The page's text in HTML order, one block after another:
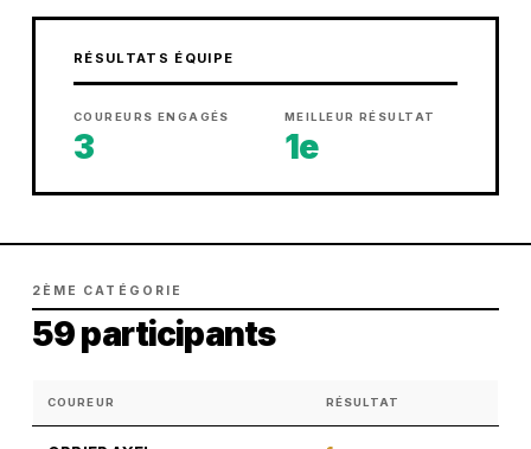
RÉSULTATS ÉQUIPE
COUREURS ENGAGÉS
3
MEILLEUR RÉSULTAT
1e
2ÈME CATÉGORIE
59 participants
COUREUR RÉSULTAT